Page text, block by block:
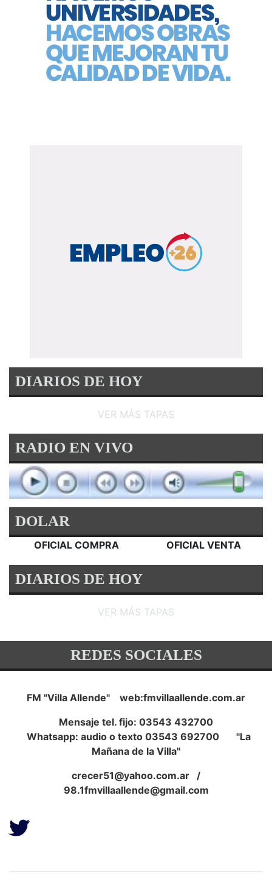
DIARIOS DE HOY
VER MÁS TAPAS
RADIO EN VIVO
DOLAR
OFICIAL COMPRA OFICIAL VENTA
DIARIOS DE HOY
VER MÁS TAPAS
REDES SOCIALES
FM "Villa Allende" web:fmvillaallende.com.ar
Mensaje tel. fijo: 03543 432700
Whatsapp: audio o texto 03543 692700 "La
Mañana de la Villa"
crecer51@yahoo.com.ar /
98.1fmvillaallende@gmail.com